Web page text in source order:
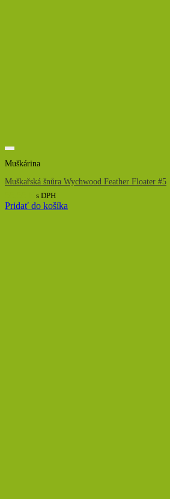
Muškárina
Muškařská šnůra Wychwood Feather Floater #5
s DPH
Pridať do košíka